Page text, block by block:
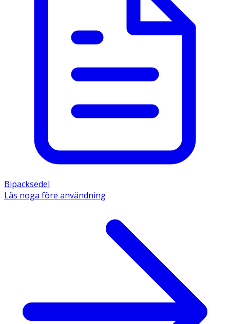
Bipacksedel
Läs noga före användning